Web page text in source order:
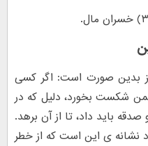
بدین صورت است: اگر کسی
شکست بخورد، دلیل که در
باید داد، تا از آن برهد.
نشانه ی این است که از خطر